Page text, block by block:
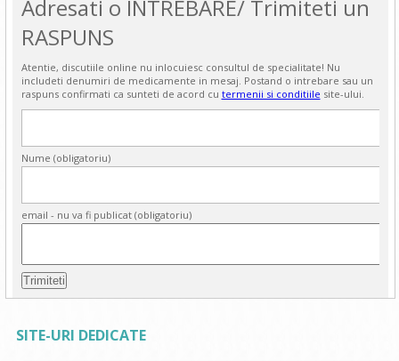
Adresati o INTREBARE/ Trimiteti un
RASPUNS
Atentie, discutiile online nu inlocuiesc consultul de specialitate! Nu
includeti denumiri de medicamente in mesaj. Postand o intrebare sau un
raspuns confirmati ca sunteti de acord cu termenii si conditiile site-ului.
Nume (obligatoriu)
email - nu va fi publicat (obligatoriu)
SITE-URI DEDICATE